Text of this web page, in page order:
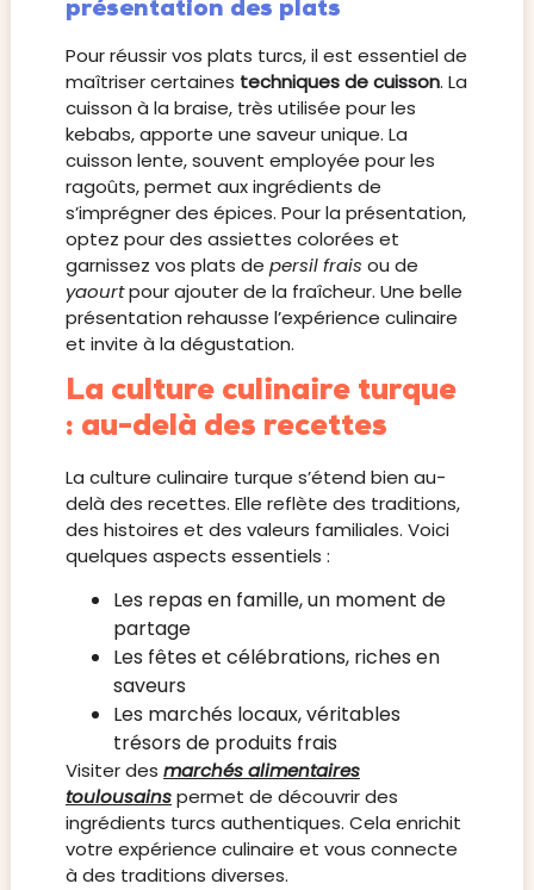
présentation des plats
Pour réussir vos plats turcs, il est essentiel de
maîtriser certaines techniques de cuisson. La
cuisson à la braise, très utilisée pour les
kebabs, apporte une saveur unique. La
cuisson lente, souvent employée pour les
ragoûts, permet aux ingrédients de
s’imprégner des épices. Pour la présentation,
optez pour des assiettes colorées et
garnissez vos plats de persil frais ou de
yaourtpour ajouter de la fraîcheur. Une belle
présentation rehausse l’expérience culinaire
et invite à la dégustation.
La culture culinaire turque
: au-delà des recettes
La culture culinaire turque s’étend bien au-
delà des recettes. Elle reflète des traditions,
des histoires et des valeurs familiales. Voici
quelques aspects essentiels :
Les repas en famille, un moment de
partage
Les fêtes et célébrations, riches en
saveurs
Les marchés locaux, véritables
trésors de produits frais
Visiter des marchés alimentaires
toulousainspermet de découvrir des
ingrédients turcs authentiques. Cela enrichit
votre expérience culinaire et vous connecte
à des traditions diverses.